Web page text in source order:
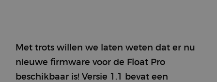
Met trots willen we laten weten dat er nu
nieuwe firmware voor de Float Pro
beschikbaar is! Versie 1.1 bevat een